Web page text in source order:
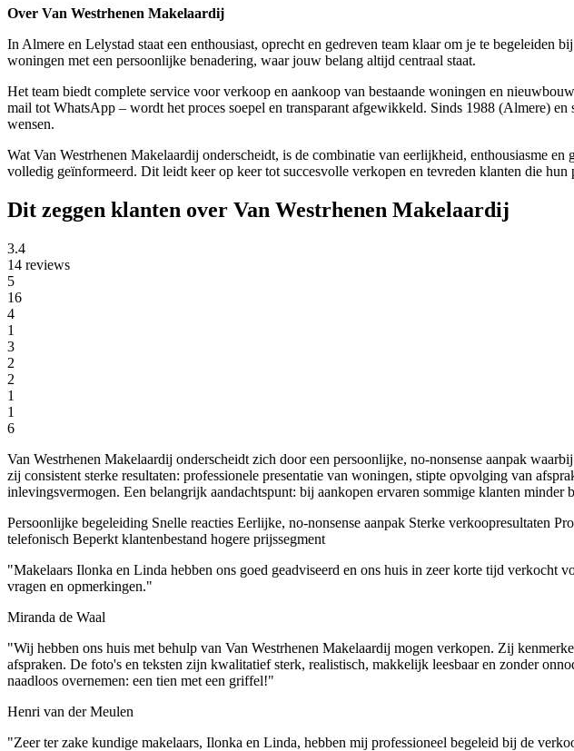
Over Van Westrhenen Makelaardij
In Almere en Lelystad staat een enthousiast, oprecht en gedreven team klaar om je te
woningen met een persoonlijke benadering, waar jouw belang altijd centraal staat.
Het team biedt complete service voor verkoop en aankoop van bestaande woningen en
mail tot WhatsApp – wordt het proces soepel en transparant afgewikkeld. Sinds 1988 (Almere)
wensen.
Wat Van Westrhenen Makelaardij onderscheidt, is de combinatie van eerlijkheid, enthousiasme
volledig geïnformeerd. Dit leidt keer op keer tot succesvolle verkopen en tevreden klanten die hun
Dit zeggen klanten over Van Westrhenen Makelaardij
3.4
14 reviews
5
16
4
1
3
2
2
1
1
6
Van Westrhenen Makelaardij onderscheidt zich door een persoonlijke, no-nonsense aanpak
zij consistent sterke resultaten: professionele presentatie van woningen, stipte opvolging van
inlevingsvermogen. Een belangrijk aandachtspunt: bij aankopen ervaren sommige klanten
Persoonlijke begeleiding Snelle reacties Eerlijke, no-nonsense aanpak Sterke verkoopresultaten
telefonisch Beperkt klantenbestand hogere prijssegment
"Makelaars Ilonka en Linda hebben ons goed geadviseerd en ons huis in zeer korte tijd verkocht
vragen en opmerkingen."
Miranda de Waal
"Wij hebben ons huis met behulp van Van Westrhenen Makelaardij mogen verkopen. Zij
afspraken. De foto's en teksten zijn kwalitatief sterk, realistisch, makkelijk leesbaar en zonder
naadloos overnemen: een tien met een griffel!"
Henri van der Meulen
"Zeer ter zake kundige makelaars, Ilonka en Linda, hebben mij professioneel begeleid bij de